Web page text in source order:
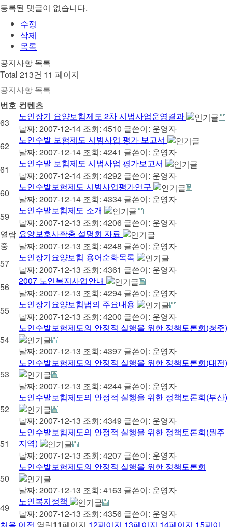
등록된 댓글이 없습니다.
수정
삭제
목록
공지사항 목록
Total 213건 11 페이지
공지사항 목록
번호 컨텐츠
63
노인장기 요양보험제도 2차 시범사업운영결과
날짜: 2007-12-14 조회: 4510 글쓴이: 운영자
62
노인수발 보험제도 시범사업 평가 보고서
날짜: 2007-12-14 조회: 4241 글쓴이: 운영자
61
노인수발 보험제도 시범사업 평가보고서
날짜: 2007-12-14 조회: 4292 글쓴이: 운영자
60
노인수발보험제도 시범사업평가연구
날짜: 2007-12-14 조회: 4334 글쓴이: 운영자
59
노인수발보험제도 소개
날짜: 2007-12-13 조회: 4206 글쓴이: 운영자
열람
중
요양보호사확충 설명회 자료
날짜: 2007-12-13 조회: 4248 글쓴이: 운영자
57
노인장기요양보험 용어순화목록
날짜: 2007-12-13 조회: 4361 글쓴이: 운영자
56
2007 노인복지사업안내
날짜: 2007-12-13 조회: 4294 글쓴이: 운영자
55
노인장기요양보험법의 주요내용
날짜: 2007-12-13 조회: 4200 글쓴이: 운영자
54
노인수발보험제도의 안정적 실행을 위한 정책토론회(청주)
날짜: 2007-12-13 조회: 4397 글쓴이: 운영자
53
노인수발보험제도의 안정적 실행을 위한 정책토론회(대전)
날짜: 2007-12-13 조회: 4244 글쓴이: 운영자
52
노인수발보험제도의 안정적 실행을 위한 정책토론회(부산)
날짜: 2007-12-13 조회: 4349 글쓴이: 운영자
51
노인수발보험제도의 안정적 실행을 위한 정책토론회(원주
지역)
날짜: 2007-12-13 조회: 4207 글쓴이: 운영자
50
노인수발보험제도의 안정적 실행을 위한 정책토론회
날짜: 2007-12-13 조회: 4163 글쓴이: 운영자
49
노인복지정책
날짜: 2007-12-13 조회: 4356 글쓴이: 운영자